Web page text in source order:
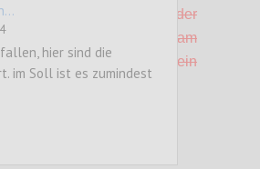
10 % der Bodenbeläge oder
im Betrieb bzw. am
vorhanden sind, tragen ein
ISO Typ I (1 Punkt).
hier sind die
im Soll ist es zumindest